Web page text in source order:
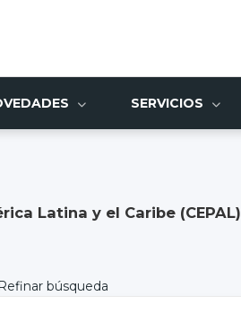
SERVICIOS
Latina y el Caribe (CEPAL)
Refinar búsqueda